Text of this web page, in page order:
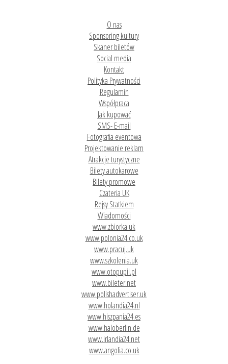
O nas
Sponsoring kultury
Skaner biletów
Social media
Kontakt
Polityka Prywatności
Regulamin
Współpraca
Jak kupować
SMS- E-mail
Fotografia eventowa
Projektowanie reklam
Atrakcje turystyczne
Bilety autokarowe
Bilety promowe
Czateria UK
Rejsy Statkiem
Wiadomości
www.zbiorka.uk
www.polonia24.co.uk
www.pracuj.uk
www.szkolenia.uk
www.otopupil.pl
www.bileter.net
www.polishadvertiser.uk
www.holandia24.nl
www.hiszpania24.es
www.haloberlin.de
www.irlandia24.net
www.angolia.co.uk